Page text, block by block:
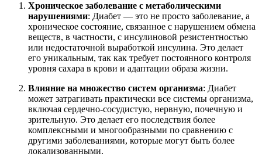
Хроническое заболевание с метаболическими
нарушениями: Диабет — это не просто заболевание, а
хроническое состояние, связанное с нарушением обмена
веществ, в частности, с инсулиновой резистентностью
или недостаточной выработкой инсулина. Это делает
его уникальным, так как требует постоянного контроля
уровня сахара в крови и адаптации образа жизни.
Влияние на множество систем организма: Диабет
может затрагивать практически все системы организма,
включая сердечно-сосудистую, нервную, почечную и
зрительную. Это делает его последствия более
комплексными и многообразными по сравнению с
другими заболеваниями, которые могут быть более
локализованными.